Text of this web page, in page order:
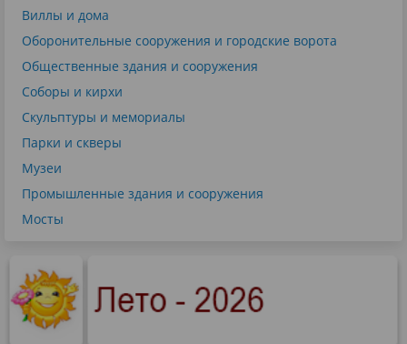
Виллы и дома
Оборонительные сооружения и городские ворота
Общественные здания и сооружения
Соборы и кирхи
Скульптуры и мемориалы
Парки и скверы
Музеи
Промышленные здания и сооружения
Мосты